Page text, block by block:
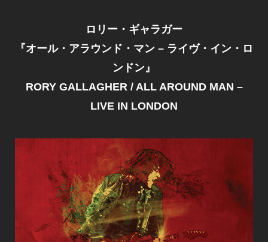
ロリー・ギャラガー
『オール・アラウンド・マン – ライヴ・イン・ロ
ンドン』
RORY GALLAGHER / ALL AROUND MAN –
LIVE IN LONDON